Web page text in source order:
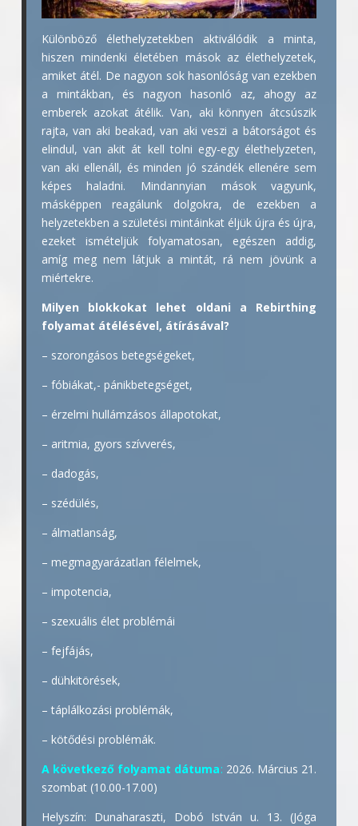
Különböző élethelyzetekben aktiválódik a minta,
hiszen mindenki életében mások az élethelyzetek,
amiket átél. De nagyon sok hasonlóság van ezekben
a mintákban, és nagyon hasonló az, ahogy az
emberek azokat átélik. Van, aki könnyen átcsúszik
rajta, van aki beakad, van aki veszi a bátorságot és
elindul, van akit át kell tolni egy-egy élethelyzeten,
van aki ellenáll, és minden jó szándék ellenére sem
képes haladni. Mindannyian mások vagyunk,
másképpen reagálunk dolgokra, de ezekben a
helyzetekben a születési mintáinkat éljük újra és újra,
ezeket ismételjük folyamatosan, egészen addig,
amíg meg nem látjuk a mintát, rá nem jövünk a
miértekre.
Milyen blokkokat lehet oldani a Rebirthing
folyamat átélésével, átírásával?
– szorongásos betegségeket,
– fóbiákat,- pánikbetegséget,
– érzelmi hullámzásos állapotokat,
– aritmia, gyors szívverés,
– dadogás,
– szédülés,
– álmatlanság,
– megmagyarázatlan félelmek,
– impotencia,
– szexuális élet problémái
– fejfájás,
– dühkitörések,
– táplálkozási problémák,
– kötődési problémák.
A következő folyamat dátuma: 2026. Március 21.
szombat (10.00-17.00)
Helyszín: Dunaharaszti, Dobó István u. 13. (Jóga